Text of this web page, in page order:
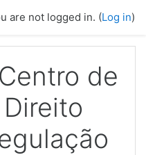
are not logged in. (Log in)
de